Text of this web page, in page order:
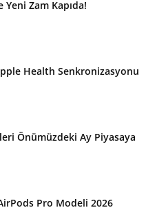
Zam Kapıda!
Health Senkronizasyonu
Önümüzdeki Ay Piyasaya
Pro Modeli 2026